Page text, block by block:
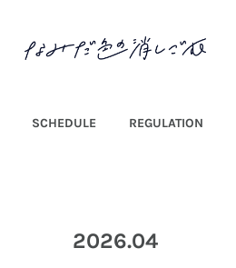
SCHEDULE REGULATION
2026.04